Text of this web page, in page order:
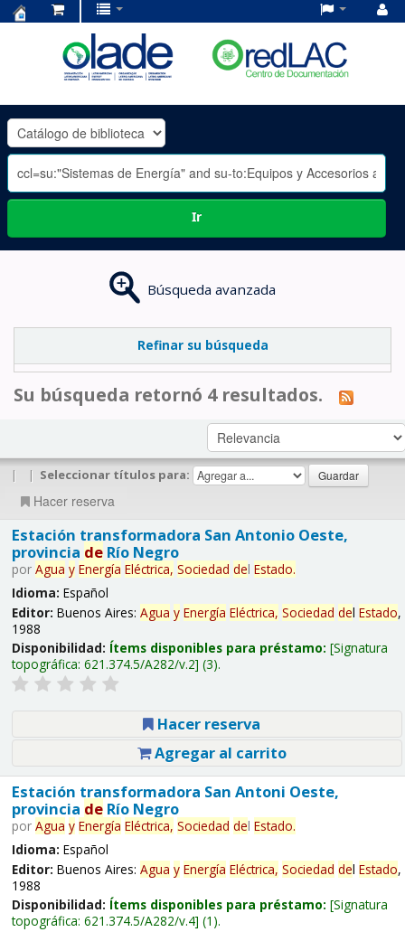
OLADE
-
Ir
Búsqueda avanzada
Refinar su búsqueda
Su búsqueda retornó 4 resultados.
| | Seleccionar títulos para:
Hacer reserva
Estación transformadora San Antonio Oeste,
provincia deRío Negro
por Agua y Energía Eléctrica, Sociedad del Estado.
Idioma: Español
Editor: Buenos Aires: Agua y Energía Eléctrica, Sociedad del Estado,
1988
Disponibilidad: Ítems disponibles para préstamo: Signatura
topográfica: 621.374.5/A282/v.2 (3).
Hacer reserva
Agregar al carrito
Estación transformadora San Antoni Oeste,
provincia deRío Negro
por Agua y Energía Eléctrica, Sociedad del Estado.
Idioma: Español
Editor: Buenos Aires: Agua y Energía Eléctrica, Sociedad del Estado,
1988
Disponibilidad: Ítems disponibles para préstamo: Signatura
topográfica: 621.374.5/A282/v.4 (1).